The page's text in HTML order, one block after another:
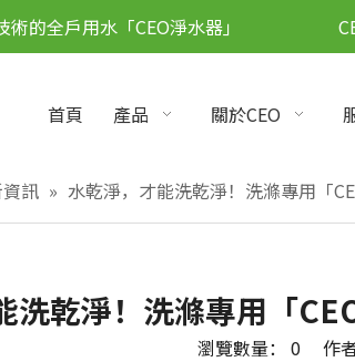
的全戶用水「CEO淨水器」
首頁 產品 關於CEO
訊 » 水乾淨，才能洗乾淨！洗滌專用「
洗乾淨！洗滌專用「
瀏覽數量： 0作者